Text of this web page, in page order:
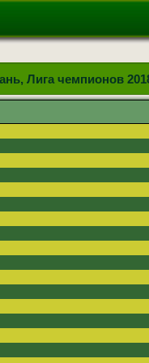
Лига чемпионов